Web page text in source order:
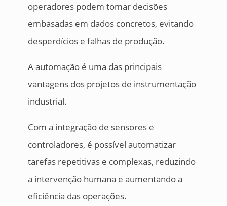
operadores podem tomar decisões
embasadas em dados concretos, evitando
desperdícios e falhas de produção.
A automação é uma das principais
vantagens dos projetos de instrumentação
industrial.
Com a integração de sensores e
controladores, é possível automatizar
tarefas repetitivas e complexas, reduzindo
a intervenção humana e aumentando a
eficiência das operações.